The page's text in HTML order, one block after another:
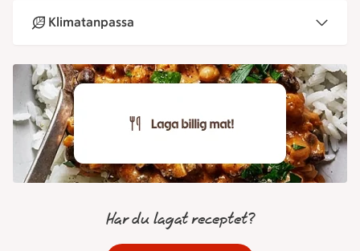
Klimatanpassa
Har du lagat receptet?